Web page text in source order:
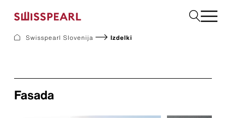
Vrtni program
Naroči vzorec
Swisspearl Slovenija Izdelki
Fasada